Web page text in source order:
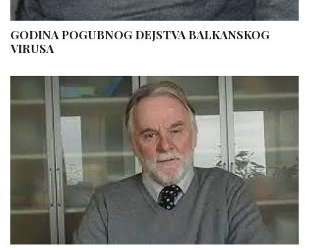
GODINA POGUBNOG DEJSTVA BALKANSKOG
VIRUSA